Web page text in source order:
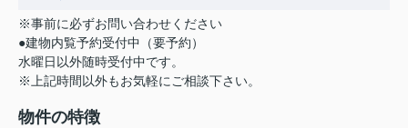
※事前に必ずお問い合わせください
●建物内覧予約受付中（要予約）
水曜日以外随時受付中です。
※上記時間以外もお気軽にご相談下さい。
物件の特徴